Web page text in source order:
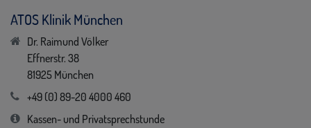
ATOS Klinik München
Dr. Raimund Völker
Effnerstr. 38
81925 München
+49 (0) 89-20 4000 460
Kassen- und Privatsprechstunde